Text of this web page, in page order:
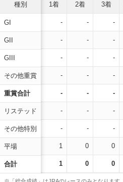
種別
GI
GII
GIII
その他重賞
重賞合計
リステッド
その他特別
平場
合計
1着 2着 3着
- - -
- - -
- - -
- - -
- - -
- - -
- - -
1 0 0
1 0 0